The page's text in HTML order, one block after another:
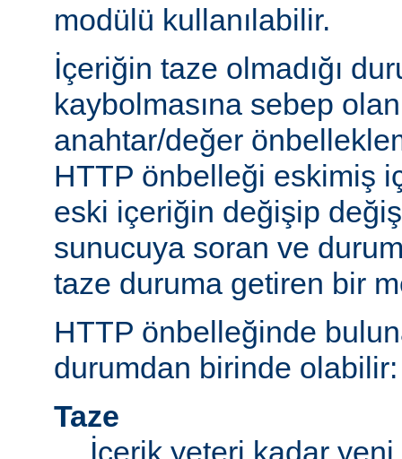
modülü kullanılabilir.
İçeriğin taze olmadığı
kaybolmasına sebep
anahtar/değer
HTTP önbelleği eskimiş
eski içeriğin değişip
sunucuya soran ve
taze duruma getiren bir
HTTP önbelleğinde
durumdan birinde olabilir:
Taze
İçerik yeteri kadar yeni